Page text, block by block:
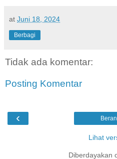
at Juni 18, 2024
Berbagi
Tidak ada komentar:
Posting Komentar
‹
Lihat
Diberdayakan